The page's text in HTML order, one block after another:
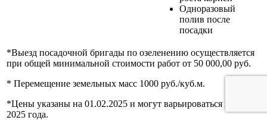
Одноразовый
полив после
посадки
*Выезд посадочной бригады по озеленению осуществляется
при общей минимальной стоимости работ от 50 000,00 руб.
* Перемещение земельных масс 1000 руб./куб.м.
*Цены указаны на 01.02.2025 и могут варьироваться после
2025 года.